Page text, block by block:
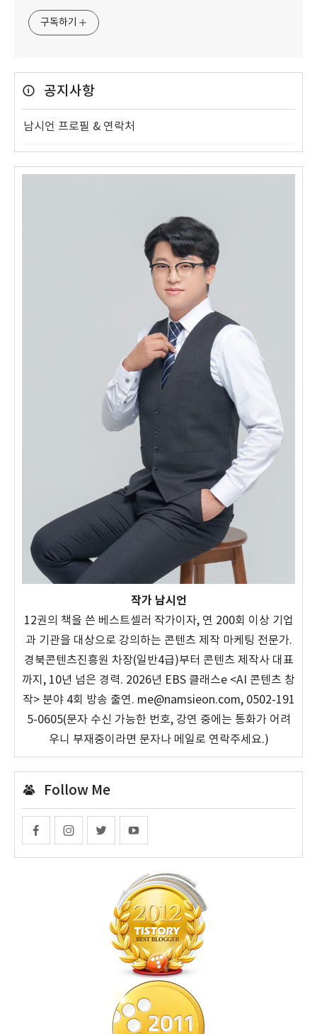
구독하기
공지사항
남시언 프로필 & 연락처
작가 남시언
12권의 책을 쓴 베스트셀러 작가이자, 연 200회 이상 기업
과 기관을 대상으로 강의하는 콘텐츠 제작 마케팅 전문가.
경북콘텐츠진흥원 차장(일반4급)부터 콘텐츠 제작사 대표
까지, 10년 넘은 경력. 2026년 EBS 클래스e <AI 콘텐츠 창
작> 분야 4회 방송 출연. me@namsieon.com, 0502-191
5-0605(문자 수신 가능한 번호, 강연 중에는 통화가 어려
우니 부재중이라면 문자나 메일로 연락주세요.)
Follow Me